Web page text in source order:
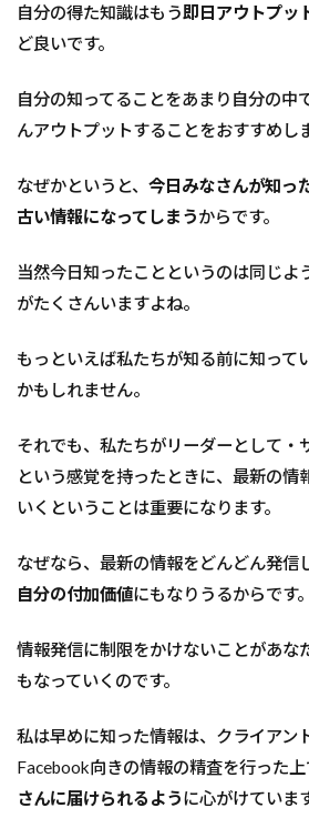
自分の得た知識はもう 即日アウトプッ
ど良いです。
自分の知ってることをあまり自分の中
んアウトプットすることをおすすめしま
なぜかというと、 今日みなさんが知っ
古い情報になってしまうからです。
当然今日知ったことというのは同じよ
がたくさんいますよね。
もっといえば私たちが知る前に知って
かもしれません。
それでも、私たちがリーダーとして・
という感覚を持ったときに、最新の情
いくということは重要になります。
なぜなら、最新の情報をどんどん発信
自分の付加価値にもなりうるからです。
情報発信に制限をかけないことがあな
もなっていくのです。
私は早めに知った情報は、クライアン
Facebook向きの情報の精査を行った上
さんに届けられるように心がけています